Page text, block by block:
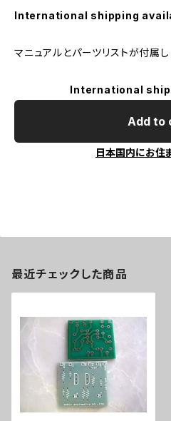
International shipping
マニュアルとパーツリストが付属し
International
Add to
日本国内にお住
最近チェックした商品